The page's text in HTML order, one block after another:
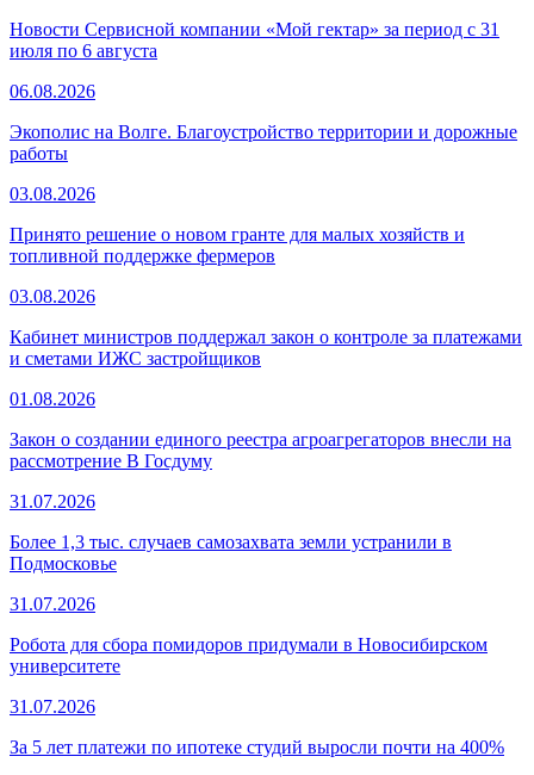
Новости Сервисной компании «Мой гектар» за период с 31
июля по 6 августа
06.08.2026
Экополис на Волге. Благоустройство территории и дорожные
работы
03.08.2026
Принято решение о новом гранте для малых хозяйств и
топливной поддержке фермеров
03.08.2026
Кабинет министров поддержал закон о контроле за платежами
и сметами ИЖС застройщиков
01.08.2026
Закон о создании единого реестра агроагрегаторов внесли на
рассмотрение В Госдуму
31.07.2026
Более 1,3 тыс. случаев самозахвата земли устранили в
Подмосковье
31.07.2026
Робота для сбора помидоров придумали в Новосибирском
университете
31.07.2026
За 5 лет платежи по ипотеке студий выросли почти на 400%